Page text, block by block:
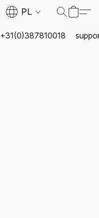
PL
+31(0)387810018